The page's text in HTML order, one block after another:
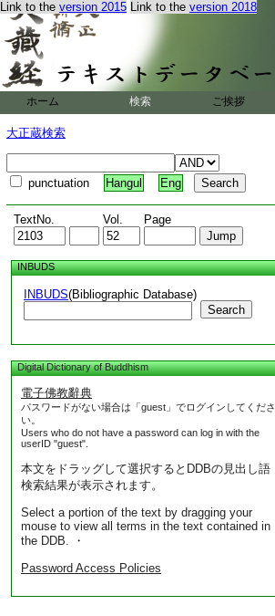
Link to the version 2015 Link to the version 2018
ホーム 検索 ご挨拶
大正蔵検索
punctuation Hangul Eng
TextNo. Vol. Page
INBUDS
INBUDS(Bibliographic Database)
Search
Digital Dictionary of Buddhism
電子佛教辭典
パスワードがない場合は「guest」でログインしてくださ
い。
Users who do not have a password can log in with the
userID "guest".
本文をドラッグして選択するとDDBの見出し語
検索結果が表示されます。
Select a portion of the text by dragging your
mouse to view all terms in the text contained in
the DDB. ・
Password Access Policies